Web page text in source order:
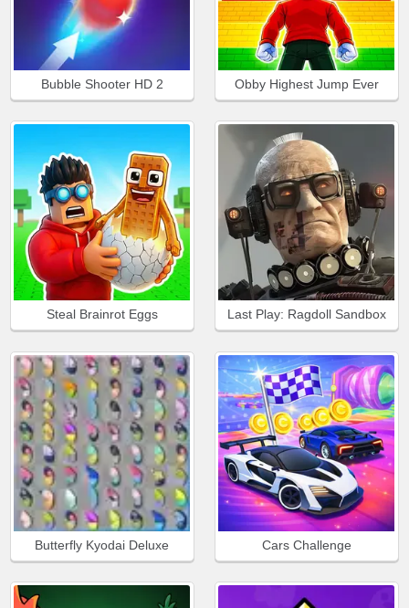
Bubble Shooter HD 2 Obby Highest Jump Ever
Steal Brainrot Eggs Last Play: Ragdoll Sandbox
Butterfly Kyodai Deluxe Cars Challenge